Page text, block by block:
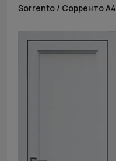
Sorrento / Сорренто А4